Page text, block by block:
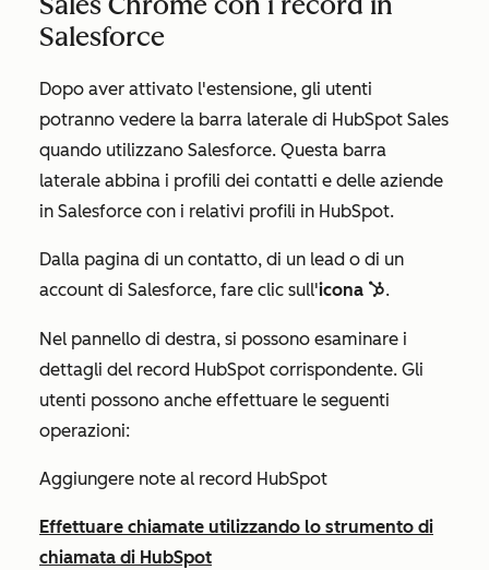
Salesforce
Dopo aver attivato l'estensione, gli utenti
potranno vedere la barra laterale di HubSpot Sales
quando utilizzano Salesforce. Questa barra
laterale abbina i profili dei contatti e delle aziende
in Salesforce con i relativi profili in HubSpot.
Dalla pagina di un contatto, di un lead o di un
account di Salesforce, fare clic sull'icona sprocket.
Nel pannello di destra, si possono esaminare i
dettagli del record HubSpot corrispondente. Gli
utenti possono anche effettuare le seguenti
operazioni:
Aggiungere note al record HubSpot
Effettuare chiamate utilizzando lo strumento di
chiamata di HubSpot